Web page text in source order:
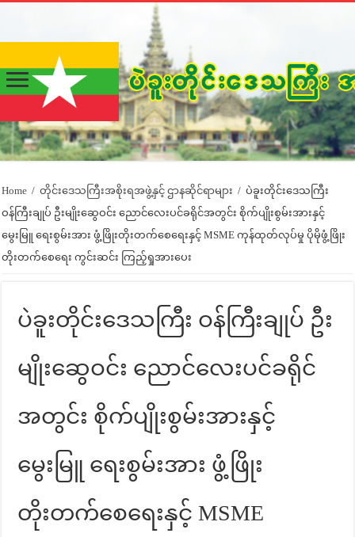
Home / တိုင်းဒေသကြီးအစိုးရအဖွဲ့နှင့် ဌာနဆိုင်ရာများ / ပဲခူးတိုင်းဒေသကြီး
ဝန်ကြီးချုပ် ဦးမျိုးဆွေဝင်း ညောင်လေးပင်ခရိုင်အတွင်း စိုက်ပျိုးစွမ်းအားနှင့်
မွေးမြူ ရေးစွမ်းအား ဖွံ့ဖြိုးတိုးတက်စေရေးနှင့် MSME ကုန်ထုတ်လုပ်မှု ပိုမိုဖွံ့ဖြိုး
တိုးတက်စေရေး ကွင်းဆင်း ကြည့်ရှုအားပေး
ပဲခူးတိုင်းဒေသကြီး ဝန်ကြီးချုပ် ဦး
မျိုးဆွေဝင်း ညောင်လေးပင်ခရိုင်
အတွင်း စိုက်ပျိုးစွမ်းအားနှင့်
မွေးမြူ ရေးစွမ်းအား ဖွံ့ဖြိုး
တိုးတက်စေရေးနှင့် MSME